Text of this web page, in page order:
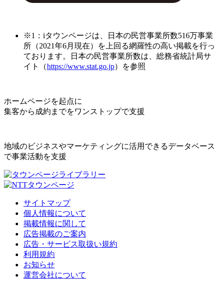
※1：iタウンページは、日本の民営事業所数516万事業
所（2021年6月現在）を上回る網羅性の高い掲載を行っ
ております。日本の民営事業所数は、総務省統計局サ
イト（https://www.stat.go.jp）を参照
ホームページを起点に
集客から成約までをワンストップで支援
地域のビジネスやマーケティングに活用できるデータベース
で事業活動を支援
サイトマップ
個人情報について
掲載情報に関して
広告掲載のご案内
広告・サービス取扱い規約
利用規約
お知らせ
運営会社について